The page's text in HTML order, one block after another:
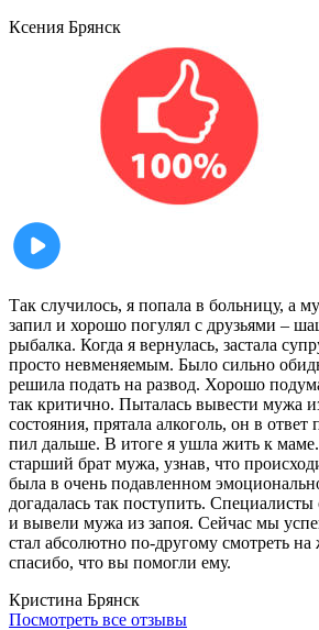
Ксения Брянск
Так случилось, я попала в больницу, а
запил и хорошо погулял с друзьями –
рыбалка. Когда я вернулась, застала
просто невменяемым. Было сильно
решила подать на развод. Хорошо
так критично. Пыталась вывести мужа
состояния, прятала алкоголь, он в
пил дальше. В итоге я ушла жить к
старший брат мужа, узнав, что
была в очень подавленном
догадалась так поступить.
и вывели мужа из запоя. Сейчас мы
стал абсолютно по-другому смотреть
спасибо, что вы помогли ему.
Кристина Брянск
Посмотреть все отзывы